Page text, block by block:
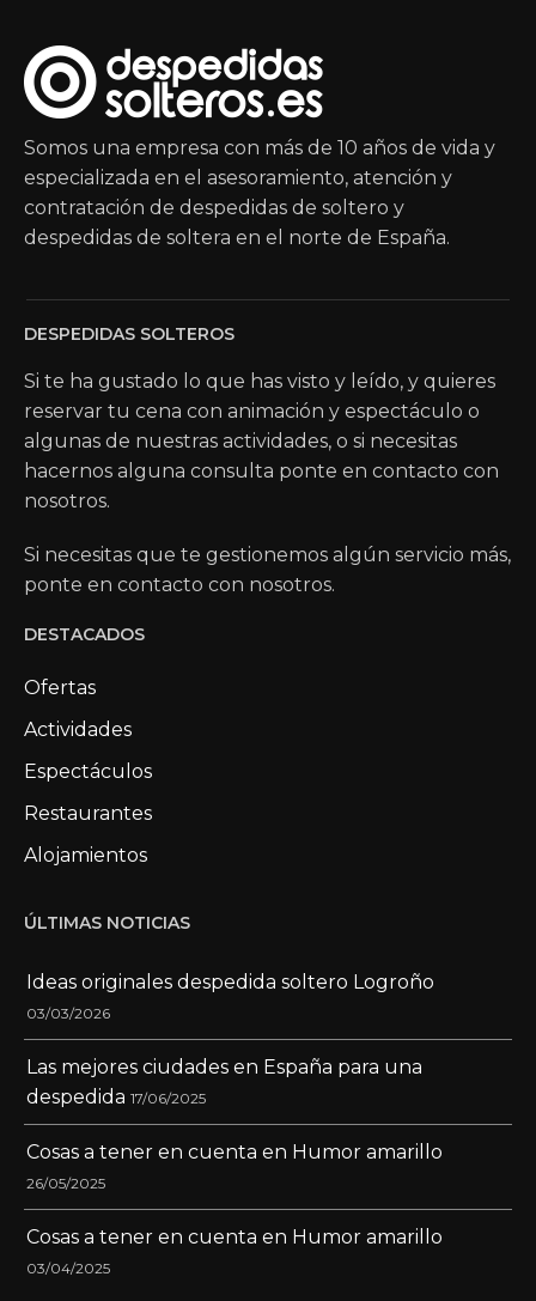
Somos una empresa con más de 10 años de vida y
especializada en el asesoramiento, atención y
contratación de despedidas de soltero y
despedidas de soltera en el norte de España.
DESPEDIDAS SOLTEROS
Si te ha gustado lo que has visto y leído, y quieres
reservar tu cena con animación y espectáculo o
algunas de nuestras actividades, o si necesitas
hacernos alguna consulta ponte en contacto con
nosotros.
Si necesitas que te gestionemos algún servicio más,
ponte en contacto con nosotros.
DESTACADOS
Ofertas
Actividades
Espectáculos
Restaurantes
Alojamientos
ÚLTIMAS NOTICIAS
Ideas originales despedida soltero Logroño
03/03/2026
Las mejores ciudades en España para una
despedida 17/06/2025
Cosas a tener en cuenta en Humor amarillo
26/05/2025
Cosas a tener en cuenta en Humor amarillo
03/04/2025